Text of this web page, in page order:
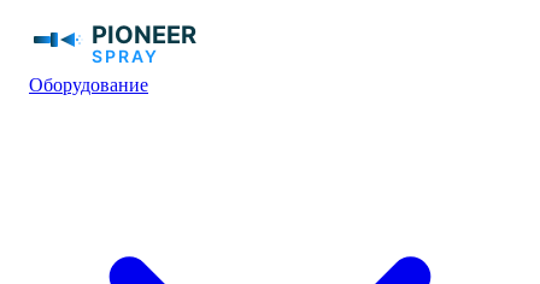
Оборудование